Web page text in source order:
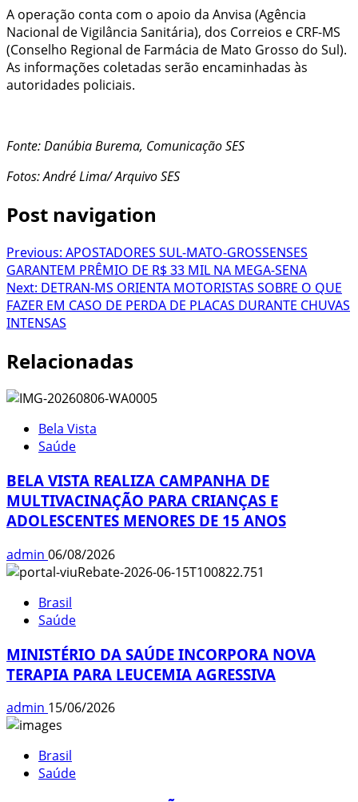
A operação conta com o apoio da Anvisa (Agência
Nacional de Vigilância Sanitária), dos Correios e CRF-MS
(Conselho Regional de Farmácia de Mato Grosso do Sul).
As informações coletadas serão encaminhadas às
autoridades policiais.
Fonte:Danúbia Burema, Comunicação SES
Fotos: André Lima/ Arquivo SES
Post navigation
Previous: APOSTADORES SUL-MATO-GROSSENSES
GARANTEM PRÊMIO DE R$ 33 MIL NA MEGA-SENA
Next: DETRAN-MS ORIENTA MOTORISTAS SOBRE O QUE
FAZER EM CASO DE PERDA DE PLACAS DURANTE CHUVAS
INTENSAS
Relacionadas
Bela Vista
Saúde
BELA VISTA REALIZA CAMPANHA DE
MULTIVACINAÇÃO PARA CRIANÇAS E
ADOLESCENTES MENORES DE 15 ANOS
admin 06/08/2026
Brasil
Saúde
MINISTÉRIO DA SAÚDE INCORPORA NOVA
TERAPIA PARA LEUCEMIA AGRESSIVA
admin 15/06/2026
Brasil
Saúde